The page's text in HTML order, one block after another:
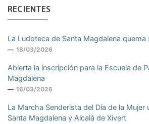
RECIENTES
La Ludoteca de Santa Magdalena quema
18/03/2026
Abierta la inscripción para la Escuela de
Magdalena
16/03/2026
La Marcha Senderista del Día de la Mujer
Santa Magdalena y Alcalà de Xivert